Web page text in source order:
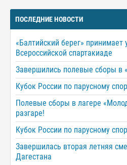
ПОСЛЕДНИЕ НОВОСТИ
«Балтийский берег» принимает
Всероссийской спартакиаде
Завершились полевые сборы в
Кубок России по парусному
Полевые сборы в лагере
разгаре!
Кубок России по парусному
Завершилась вторая летняя
Дагестана